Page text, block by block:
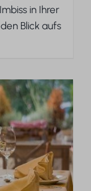
in Ihrer
Blick aufs